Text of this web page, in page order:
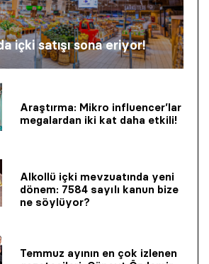
içki satışı sona eriyor!
Araştırma: Mikro influencer’lar
megalardan iki kat daha etkili!
Alkollü içki mevzuatında yeni
dönem: 7584 sayılı kanun bize
ne söylüyor?
Temmuz ayının en çok izlenen